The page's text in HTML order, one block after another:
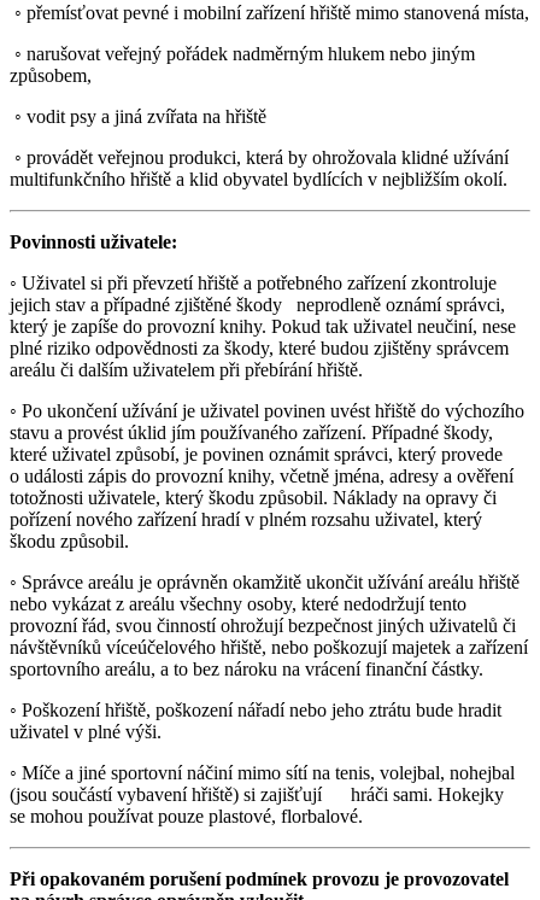
◦ přemísťovat pevné i mobilní zařízení hřiště mimo stanovená místa,
◦ narušovat veřejný pořádek nadměrným hlukem nebo jiným
způsobem,
◦ vodit psy a jiná zvířata na hřiště
◦ provádět veřejnou produkci, která by ohrožovala klidné užívání
multifunkčního hřiště a klid obyvatel bydlících v nejbližším okolí.
Povinnosti uživatele:
◦ Uživatel si při převzetí hřiště a potřebného zařízení zkontroluje
jejich stav a případné zjištěné škody neprodleně oznámí správci,
který je zapíše do provozní knihy. Pokud tak uživatel neučiní, nese
plné riziko odpovědnosti za škody, které budou zjištěny správcem
areálu či dalším uživatelem při přebírání hřiště.
◦ Po ukončení užívání je uživatel povinen uvést hřiště do výchozího
stavu a provést úklid jím používaného zařízení. Případné škody,
které uživatel způsobí, je povinen oznámit správci, který provede
o události zápis do provozní knihy, včetně jména, adresy a ověření
totožnosti uživatele, který škodu způsobil. Náklady na opravy či
pořízení nového zařízení hradí v plném rozsahu uživatel, který
škodu způsobil.
◦ Správce areálu je oprávněn okamžitě ukončit užívání areálu hřiště
nebo vykázat z areálu všechny osoby, které nedodržují tento
provozní řád, svou činností ohrožují bezpečnost jiných uživatelů či
návštěvníků víceúčelového hřiště, nebo poškozují majetek a zařízení
sportovního areálu, a to bez nároku na vrácení finanční částky.
◦ Poškození hřiště, poškození nářadí nebo jeho ztrátu bude hradit
uživatel v plné výši.
◦ Míče a jiné sportovní náčiní mimo sítí na tenis, volejbal, nohejbal
(jsou součástí vybavení hřiště) si zajišťují hráči sami. Hokejky
se mohou používat pouze plastové, florbalové.
Při opakovaném porušení podmínek provozu je provozovatel